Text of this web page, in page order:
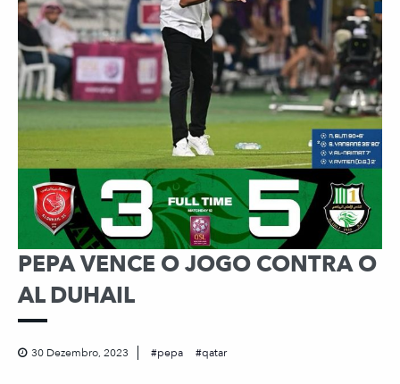
PEPA VENCE O JOGO CONTRA O
AL DUHAIL
30 Dezembro, 2023 pepa qatar